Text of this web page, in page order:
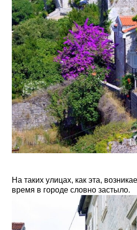
На таких улицах, как эта,
время в городе словно застыло.